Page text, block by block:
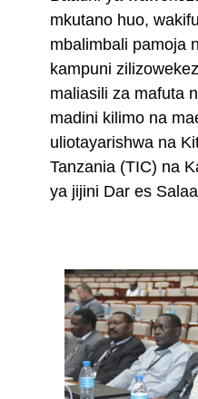
mkutano huo,
mbalimbali pamoja
kampuni
maliasili za mafuta
madini kilimo na
uliotayarishwa na
Tanzania (TIC) na
ya jijini Dar es